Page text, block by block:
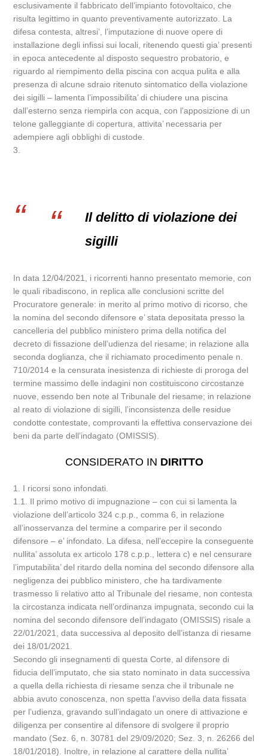
esclusivamente il fabbricato dell’impianto fotovoltaico, che
risulta legittimo in quanto preventivamente autorizzato. La
difesa contesta, altresi’, l’imputazione di nuove opere di
installazione degli infissi sui locali, ritenendo questi gia’ presenti
in epoca antecedente al disposto sequestro probatorio, e
riguardo al riempimento della piscina con acqua pulita e alla
presenza di alcune sdraio ritenuto sintomatico della violazione
dei sigilli – lamenta l’impossibilita’ di chiudere una piscina
dall’esterno senza riempirla con acqua, con l’apposizione di un
telone galleggiante di copertura, attivita’ necessaria per
adempiere agli obblighi di custode.
3.
Il delitto di violazione dei
sigilli
In data 12/04/2021, i ricorrenti hanno presentato memorie, con
le quali ribadiscono, in replica alle conclusioni scritte del
Procuratore generale: in merito al primo motivo di ricorso, che
la nomina del secondo difensore e’ stata depositata presso la
cancelleria del pubblico ministero prima della notifica del
decreto di fissazione dell’udienza del riesame; in relazione alla
seconda doglianza, che il richiamato procedimento penale n.
710/2014 e la censurata inesistenza di richieste di proroga del
termine massimo delle indagini non costituiscono circostanze
nuove, essendo ben note al Tribunale del riesame; in relazione
al reato di violazione di sigilli, l’inconsistenza delle residue
condotte contestate, comprovanti la effettiva conservazione dei
beni da parte dell’indagato (OMISSIS).
CONSIDERATO IN DIRITTO
1. I ricorsi sono infondati.
1.1. Il primo motivo di impugnazione – con cui si lamenta la
violazione dell’articolo 324 c.p.p., comma 6, in relazione
all’inosservanza del termine a comparire per il secondo
difensore – e’ infondato. La difesa, nell’eccepire la conseguente
nullita’ assoluta ex articolo 178 c.p.p., lettera c) e nel censurare
l’imputabilita’ del ritardo della nomina del secondo difensore alla
negligenza dei pubblico ministero, che ha tardivamente
trasmesso li relativo atto al Tribunale del riesame, non contesta
la circostanza indicata nell’ordinanza impugnata, secondo cui la
nomina del secondo difensore dell’indagato (OMISSIS) risale a
22/01/2021, data successiva al deposito dell’istanza di riesame
dei 18/01/2021.
Secondo gli insegnamenti di questa Corte, al difensore di
fiducia dell’imputato, che sia stato nominato in data successiva
a quella della richiesta di riesame senza che il tribunale ne
abbia avuto conoscenza, non spetta l’avviso della data fissata
per l’udienza, gravando sull’indagato un onere di attivazione e
diligenza per consentire al difensore di svolgere il proprio
mandato (Sez. 6, n. 30781 del 29/09/2020; Sez. 3, n. 26266 del
18/01/2018). Inoltre, in relazione al carattere della nullita’